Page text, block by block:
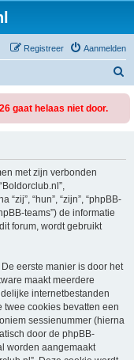
Aanmelden
Registreer
gaat helaas niet door.
met zijn verbonden
“hun”, “zijn”, “phpBB-
teams”) de informatie
forum, wordt gebruikt
eerste manier is door het
maakt meerdere
internetbestanden
cookies bevatten een
sessienummer (hierna
door de phpBB-
worden aangemaakt